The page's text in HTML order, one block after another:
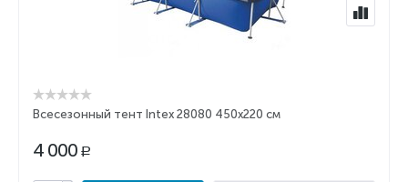
Всесезонный тент Intex 28080 450x220 см
4 000 Р